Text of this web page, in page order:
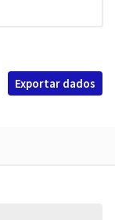
Exportar dados